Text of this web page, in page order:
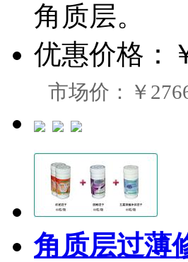
角质层。
优惠价格：
市场价：￥
角质层过薄